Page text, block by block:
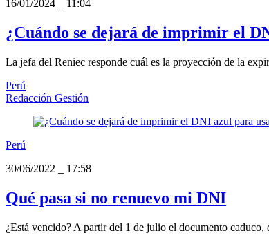
16/01/2024
11:04
¿Cuándo se dejará de imprimir el
La jefa del Reniec responde cuál es la proyección de la
Perú
Redacción Gestión
Perú
30/06/2022
17:58
Qué pasa si no renuevo mi DNI
¿Está vencido? A partir del 1 de julio el documento